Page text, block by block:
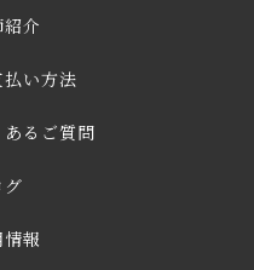
介
払い方法
あるご質問
グ
報